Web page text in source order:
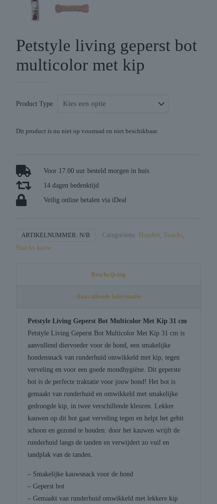
Petstyle living geperst bot
multicolor met kip
Product Type
Dit product is nu niet op voorraad en niet beschikbaar.
Voor 17.00 uur besteld morgen in huis
14 dagen bedenktijd
Veilig online betalen via iDeal
ARTIKELNUMMER: N/B Categorieën: Honden Snacks
Snacks kauw
Beschrijving
Aanvullende informatie
Petstyle Living Geperst Bot Multicolor Met Kip 31 cm
Petstyle Living Geperst Bot Multicolor Met Kip 31 cm is
aanvullend diervoeder voor de hond, een smakelijke
hondensnack van runderhuid omwikkeld met kip, tegen
verveling en voor een goede mondhygiëne. Dit geperste
bot is de perfecte traktatie voor jouw hond! Het bot is
gemaakt van runderhuid en omwikkeld met smakelijke
gedroogde kip, in twee verschillende kleuren. Lekker
kauwen op dit bot gaat verveling tegen en helpt het gebit
schoon en gezond te houden: door het kauwen wrijft de
runderhuid langs de tanden en verwijdert zo vuil en
tandplak van de tanden.
– Smakelijke kauwsnack voor de hond
– Geperst bot
– Gemaakt van runderhuid omwikkeld met lekkere kip